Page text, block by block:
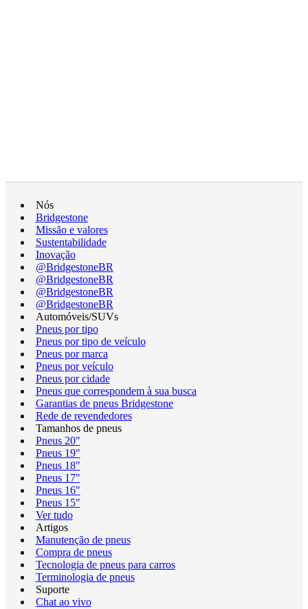
Nós
Bridgestone
Missão e valores
Sustentabilidade
Inovação
@BridgestoneBR
@BridgestoneBR
@BridgestoneBR
@BridgestoneBR
Automóveis/SUVs
Pneus por tipo
Pneus por tipo de veículo
Pneus por marca
Pneus por veículo
Pneus por cidade
Pneus que correspondem à sua busca
Garantias de pneus Bridgestone
Rede de revendedores
Tamanhos de pneus
Pneus 20"
Pneus 19"
Pneus 18"
Pneus 17"
Pneus 16"
Pneus 15"
Ver tudo
Artigos
Manutenção de pneus
Compra de pneus
Tecnologia de pneus para carros
Terminologia de pneus
Suporte
Chat ao vivo